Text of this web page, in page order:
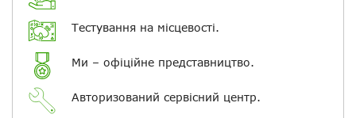
Тестування на місцевості.
Ми – офіційне представництво.
Авторизований сервісний центр.
Електронна пошта
електронній пошті